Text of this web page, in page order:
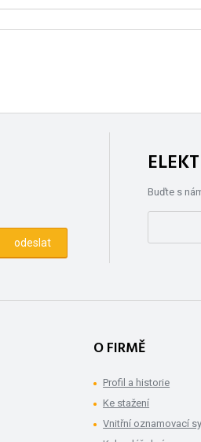
Buďte s
O FIRMĚ
Profil a historie
Ke stažení
Vnitřní oznamovací